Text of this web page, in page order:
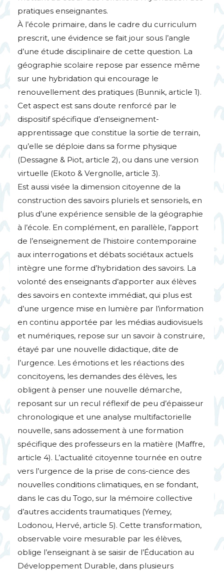
pratiques enseignantes.
À l’école primaire, dans le cadre du curriculum
prescrit, une évidence se fait jour sous l’angle
d’une étude disciplinaire de cette question. La
géographie scolaire repose par essence même
sur une hybridation qui encourage le
renouvellement des pratiques (Bunnik, article 1).
Cet aspect est sans doute renforcé par le
dispositif spécifique d’enseignement-
apprentissage que constitue la sortie de terrain,
qu’elle se déploie dans sa forme physique
(Dessagne & Piot, article 2), ou dans une version
virtuelle (Ekoto & Vergnolle, article 3).
Est aussi visée la dimension citoyenne de la
construction des savoirs pluriels et sensoriels, en
plus d’une expérience sensible de la géographie
à l’école. En complément, en parallèle, l’apport
de l’enseignement de l’histoire contemporaine
aux interrogations et débats sociétaux actuels
intègre une forme d’hybridation des savoirs. La
volonté des enseignants d’apporter aux élèves
des savoirs en contexte immédiat, qui plus est
d’une urgence mise en lumière par l’information
en continu apportée par les médias audiovisuels
et numériques, repose sur un savoir à construire,
étayé par une nouvelle didactique, dite de
l’urgence. Les émotions et les réactions des
concitoyens, les demandes des élèves, les
obligent à penser une nouvelle démarche,
reposant sur un recul réflexif de peu d’épaisseur
chronologique et une analyse multifactorielle
nouvelle, sans adossement à une formation
spécifique des professeurs en la matière (Maffre,
article 4). L’actualité citoyenne tournée en outre
vers l’urgence de la prise de cons-cience des
nouvelles conditions climatiques, en se fondant,
dans le cas du Togo, sur la mémoire collective
d’autres accidents traumatiques (Yemey,
Lodonou, Hervé, article 5). Cette transformation,
observable voire mesurable par les élèves,
oblige l’enseignant à se saisir de l’Éducation au
Développement Durable, dans plusieurs